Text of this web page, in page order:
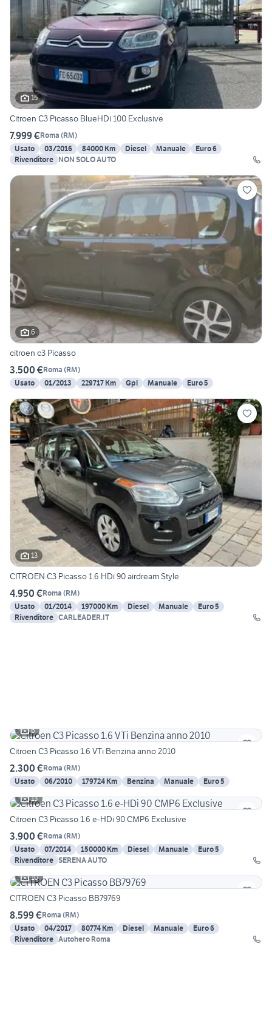
15
Citroen C3 Picasso BlueHDi 100 Exclusive
7.999 €Roma (RM)
Usato
03/2016 84000 Km Diesel Manuale
Euro 6
Rivenditore NON SOLO AUTO
6
citroen c3 Picasso
3.500 €Roma (RM)
Usato
01/2013 229717 Km Gpl Manuale Euro 5
13
CITROEN C3 Picasso 1.6 HDi 90 airdream Style
4.950 €Roma (RM)
Usato
01/2014 197000 Km Diesel Manuale
Euro 5
Rivenditore CARLEADER.IT
6
Citroen C3 Picasso 1.6 VTi Benzina anno 2010
2.300 €Roma (RM)
Usato
06/2010 179724 Km Benzina Manuale
Euro 5
13
Citroen C3 Picasso 1.6 e-HDi 90 CMP6 Exclusive
3.900 €Roma (RM)
Usato
07/2014 150000 Km Diesel Manuale
Euro 5
Rivenditore SERENA AUTO
10
CITROEN C3 Picasso BB79769
8.599 €Roma (RM)
Usato
04/2017 80774 Km Diesel Manuale
Euro 6
Rivenditore Autohero Roma